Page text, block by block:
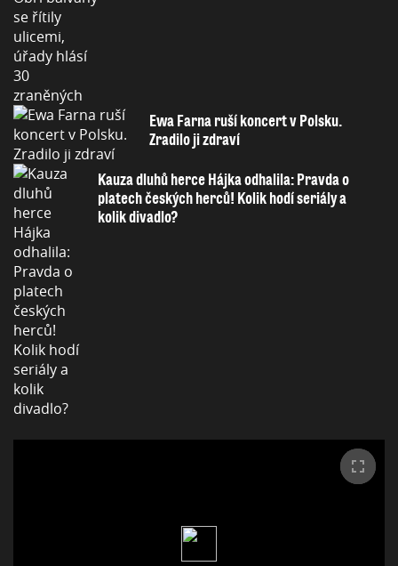
Ewa Farna ruší koncert v Polsku.
Zradilo ji zdraví
Kauza dluhů herce Hájka odhalila: Pravda o
platech českých herců! Kolik hodí seriály a
kolik divadlo?